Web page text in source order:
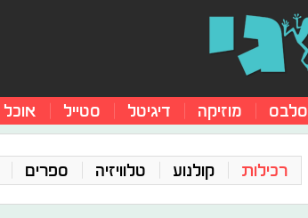
סלבס מוזיקה דיגיטל סטייל אוכל
רכילות קולנוע טלוויזיה ספרים